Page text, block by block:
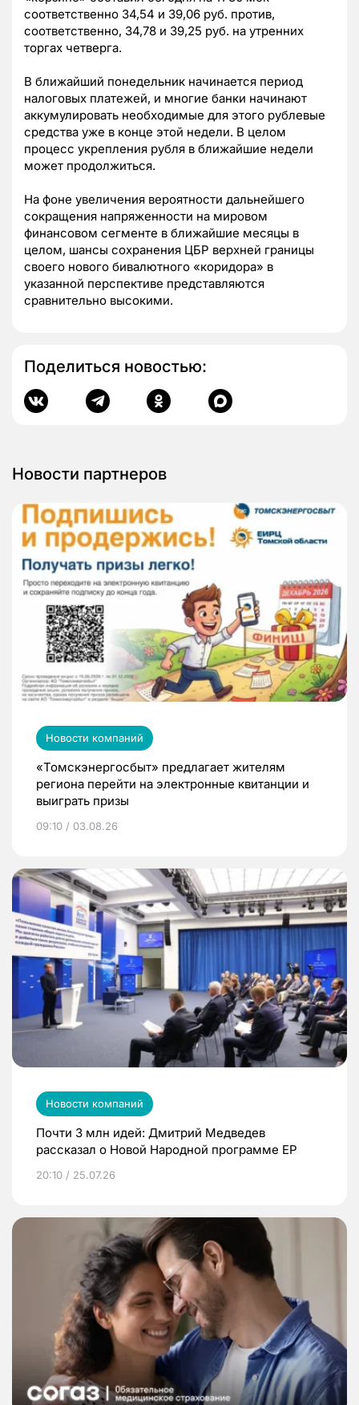
соответственно 34,54 и 39,06 руб. против,
соответственно, 34,78 и 39,25 руб. на утренних
торгах четверга.
В ближайший понедельник начинается период
налоговых платежей, и многие банки начинают
аккумулировать необходимые для этого рублевые
средства уже в конце этой недели. В целом
процесс укрепления рубля в ближайшие недели
может продолжиться.
На фоне увеличения вероятности дальнейшего
сокращения напряженности на мировом
финансовом сегменте в ближайшие месяцы в
целом, шансы сохранения ЦБР верхней границы
своего нового бивалютного «коридора» в
указанной перспективе представляются
сравнительно высокими.
Поделиться новостью:
Новости партнеров
Новости компаний
«Томскэнергосбыт» предлагает жителям
региона перейти на электронные квитанции и
выиграть призы
09:10 / 03.08.26
Новости компаний
Почти 3 млн идей: Дмитрий Медведев
рассказал о Новой Народной программе ЕР
20:10 / 25.07.26